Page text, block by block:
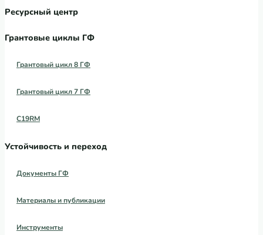
Ресурсный центр
Грантовые циклы ГФ
Грантовый цикл 8 ГФ
Грантовый цикл 7 ГФ
C19RM
Устойчивость и переход
Документы ГФ
Материалы и публикации
Инструменты